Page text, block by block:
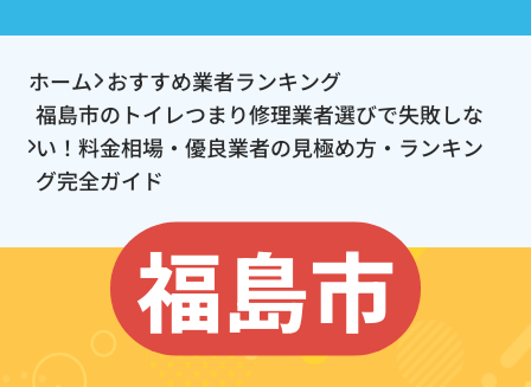
ホーム おすすめ業者ランキング
福島市のトイレつまり修理業者選びで失敗しな
い！料金相場・優良業者の見極め方・ランキン
グ完全ガイド
福島市